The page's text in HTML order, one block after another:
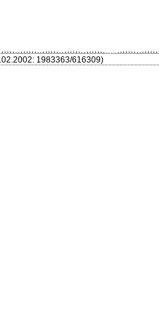
1983363/616309)